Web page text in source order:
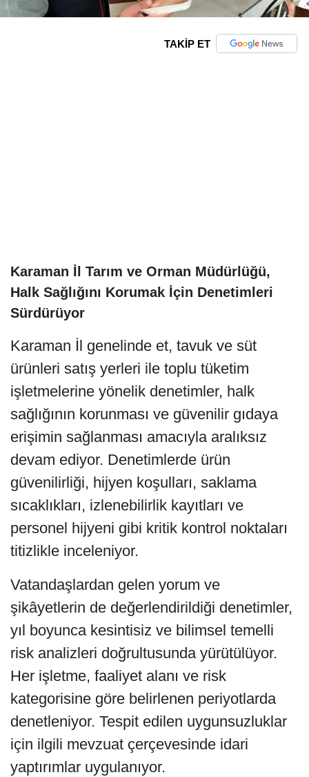
TAKİP ET
Karaman İl Tarım ve Orman Müdürlüğü,
Halk Sağlığını Korumak İçin Denetimleri
Sürdürüyor
Karaman İl genelinde et, tavuk ve süt
ürünleri satış yerleri ile toplu tüketim
işletmelerine yönelik denetimler, halk
sağlığının korunması ve güvenilir gıdaya
erişimin sağlanması amacıyla aralıksız
devam ediyor. Denetimlerde ürün
güvenilirliği, hijyen koşulları, saklama
sıcaklıkları, izlenebilirlik kayıtları ve
personel hijyeni gibi kritik kontrol noktaları
titizlikle inceleniyor.
Vatandaşlardan gelen yorum ve
şikâyetlerin de değerlendirildiği denetimler,
yıl boyunca kesintisiz ve bilimsel temelli
risk analizleri doğrultusunda yürütülüyor.
Her işletme, faaliyet alanı ve risk
kategorisine göre belirlenen periyotlarda
denetleniyor. Tespit edilen uygunsuzluklar
için ilgili mevzuat çerçevesinde idari
yaptırımlar uygulanıyor.